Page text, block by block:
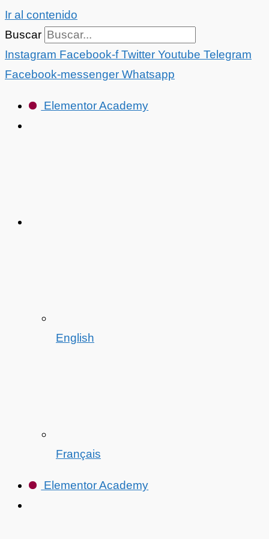
Ir al contenido
Buscar
Instagram Facebook-f Twitter Youtube Telegram
Facebook-messenger Whatsapp
Elementor Academy
English
Français
Elementor Academy